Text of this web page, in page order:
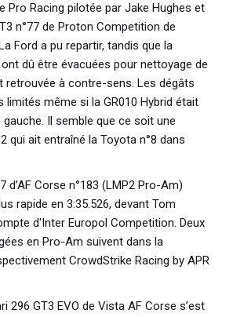
Pro Racing pilotée par Jake Hughes et
n°77 de Proton Competition de
Ford a pu repartir, tandis que la
dû être évacuées pour nettoyage de
retrouvée à contre-sens. Les dégâts
même si la GR010 Hybrid était
Il semble que ce soit une
qui ait entraîné la Toyota n°8 dans
d’AF Corse n°183 (LMP2 Pro-Am)
rapide en 3:35.526, devant Tom
d'Inter Europol Competition. Deux
en Pro-Am suivent dans la
CrowdStrike Racing by APR
296 GT3 EVO de Vista AF Corse s’est